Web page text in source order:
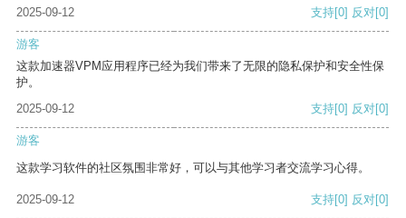
2025-09-12 支持[0] 反对[0]
游客
这款加速器VPM应用程序已经为我们带来了无限的隐私保护和安全性保
护。
2025-09-12
支持[0] 反对[0]
游客
这款学习软件的社区氛围非常好，可以与其他学习者交流学习心得。
2025-09-12 支持[0] 反对[0]